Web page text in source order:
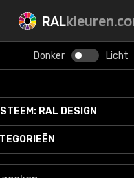
RAL
Donker Licht
RAL DESIGN